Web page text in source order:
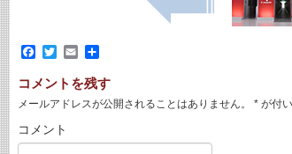
Facebook
TwitterEmail
共
コメントを残す
メールアドレスが公開されることはありません。 *が付
コメント